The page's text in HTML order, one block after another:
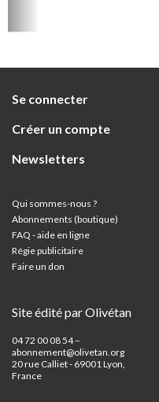
Se connecter
Créer un compte
Newsletters
Qui sommes-nous ?
Abonnements (boutique)
FAQ - aide en ligne
Régie publicitaire
Faire un don
Site édité par Olivétan
04 72 00 08 54 –
abonnement@olivetan.org
20 rue Calliet - 69001 Lyon,
France